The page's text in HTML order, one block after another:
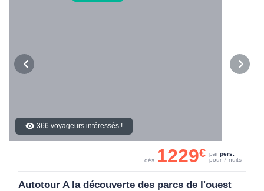
366 voyageurs intéressés !
Autotour A la découverte des parcs de l'ouest
dès 1229€ par pers.
pour 7 nuits